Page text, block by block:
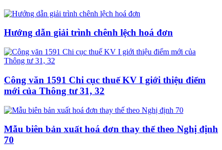
Hướng dẫn giải trình chênh lệch hoá đơn
Công văn 1591 Chi cục thuế KV I giới thiệu điểm
mới của Thông tư 31, 32
Mẫu biên bản xuất hoá đơn thay thế theo Nghị định
70